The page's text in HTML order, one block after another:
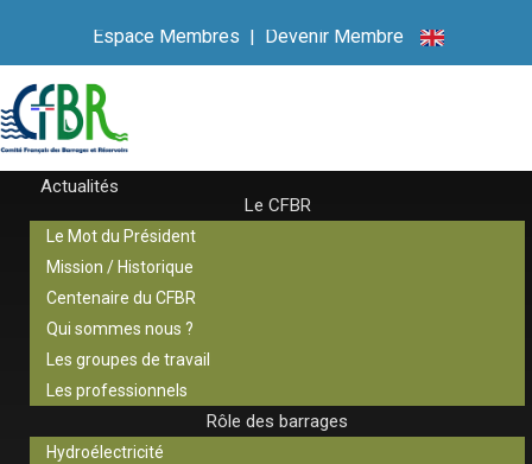
Espace Membres | Devenir Membre
Actualités
Le CFBR
Le Mot du Président
Mission / Historique
Centenaire du CFBR
Qui sommes nous ?
Les groupes de travail
Les professionnels
Rôle des barrages
Hydroélectricité